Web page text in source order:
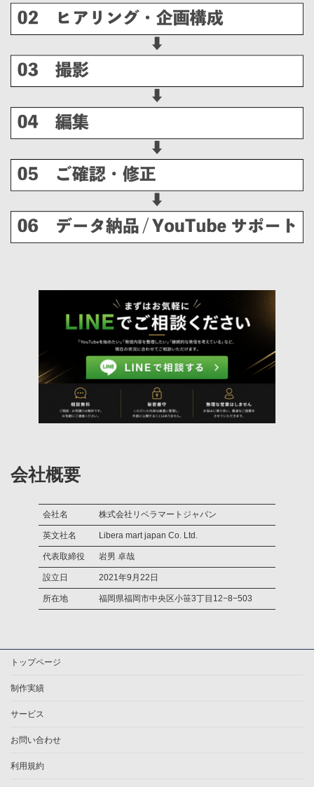
会社概要
会社名 株式会社リベラマートジャパン
英文社名 Libera mart japan Co. Ltd.
代表取締役 岩男 卓哉
設立日 2021年9月22日
所在地 福岡県福岡市中央区小笹3丁目12−8−503
トップページ
制作実績
サービス
お問い合わせ
利用規約